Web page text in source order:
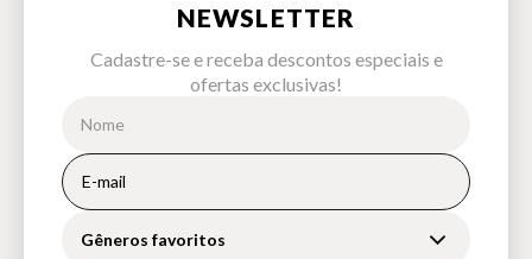
NEWSLETTER
Cadastre-se e receba descontos especiais e
ofertas exclusivas!
Gêneros favoritos